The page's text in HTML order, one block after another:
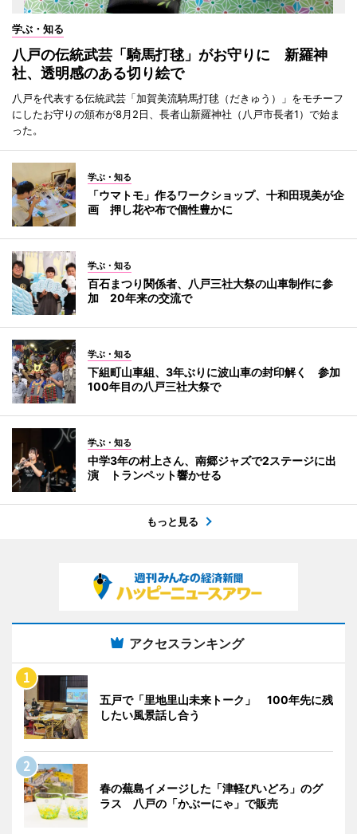
学ぶ・知る
八戸の伝統武芸「騎馬打毬」がお守りに 新羅神
社、透明感のある切り絵で
八戸を代表する伝統武芸「加賀美流騎馬打毬（だきゅう）」をモチーフ
にしたお守りの頒布が8月2日、長者山新羅神社（八戸市長者1）で始ま
った。
学ぶ・知る
「ウマトモ」作るワークショップ、十和田現美が企
画 押し花や布で個性豊かに
学ぶ・知る
百石まつり関係者、八戸三社大祭の山車制作に参
加 20年来の交流で
学ぶ・知る
下組町山車組、3年ぶりに波山車の封印解く 参加
100年目の八戸三社大祭で
学ぶ・知る
中学3年の村上さん、南郷ジャズで2ステージに出
演 トランペット響かせる
もっと見る
アクセスランキング
五戸で「里地里山未来トーク」 100年先に残
したい風景話し合う
春の蕪島イメージした「津軽びいどろ」のグ
ラス 八戸の「かぶーにゃ」で販売